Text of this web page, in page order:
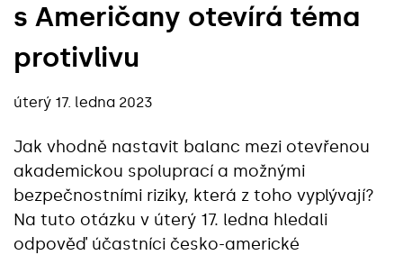
s Američany otevírá téma
protivlivu
úterý 17. ledna 2023
Jak vhodně nastavit balanc mezi otevřenou
akademickou spoluprací a možnými
bezpečnostními riziky, která z toho vyplývají?
Na tuto otázku v úterý 17. ledna hledali
odpověď účastníci česko-americké